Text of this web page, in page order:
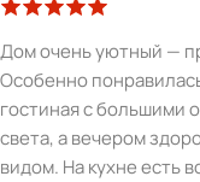
Дом очень уютный —
Особенно
гостиная с большими
света, а вечером
видом. На кухне есть